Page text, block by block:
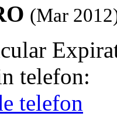
(Mar
telefon:
telefon